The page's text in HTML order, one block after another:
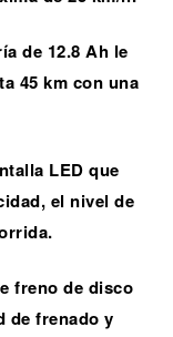
de 12.8 Ah le
45 km con una
LED que
el nivel de
freno de disco
de frenado y